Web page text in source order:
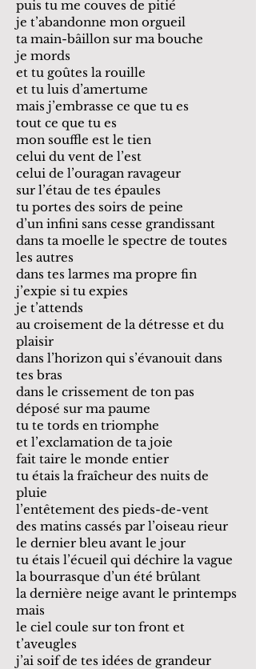
puis tu me couves de pitié
je t’abandonne mon orgueil
ta main-bâillon sur ma bouche
je mords
et tu goûtes la rouille
et tu luis d’amertume
mais j’embrasse ce que tu es
tout ce que tu es
mon souffle est le tien
celui du vent de l’est
celui de l’ouragan ravageur
sur l’étau de tes épaules
tu portes des soirs de peine
d’un infini sans cesse grandissant
dans ta moelle le spectre de toutes
les autres
dans tes larmes ma propre fin
j’expie si tu expies
je t’attends
au croisement de la détresse et du
plaisir
dans l’horizon qui s’évanouit dans
tes bras
dans le crissement de ton pas
déposé sur ma paume
tu te tords en triomphe
et l’exclamation de ta joie
fait taire le monde entier
tu étais la fraîcheur des nuits de
pluie
l’entêtement des pieds-de-vent
des matins cassés par l’oiseau rieur
le dernier bleu avant le jour
tu étais l’écueil qui déchire la vague
la bourrasque d’un été brûlant
la dernière neige avant le printemps
mais
le ciel coule sur ton front et
t’aveugles
j’ai soif de tes idées de grandeur